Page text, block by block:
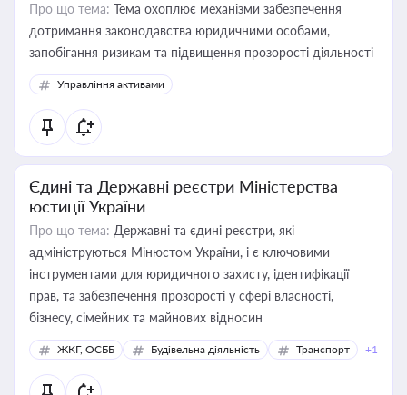
Про що тема: Тема охоплює механізми забезпечення
дотримання законодавства юридичними особами,
запобігання ризикам та підвищення прозорості діяльності
Управління активами
Єдині та Державні реєстри Міністерства
юстиції України
Про що тема: Державні та єдині реєстри, які
адмініструються Мінюстом України, і є ключовими
інструментами для юридичного захисту, ідентифікації
прав, та забезпечення прозорості у сфері власності,
бізнесу, сімейних та майнових відносин
ЖКГ, ОСББ Будівельна діяльність Транспорт +1